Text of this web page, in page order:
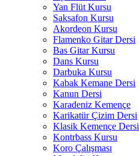
Yan Flüt Kursu
Saksafon Kursu
Akordeon Kursu
Flamenko Gitar Dersi
Bas Gitar Kursu
Dans Kursu
Darbuka Kursu
Kabak Kemane Dersi
Kanun Dersi
Karadeniz Kemençe
Karikatür Çizim Dersi
Klasik Kemençe Dersi
Kontrbass Kursu
Koro Çalışması